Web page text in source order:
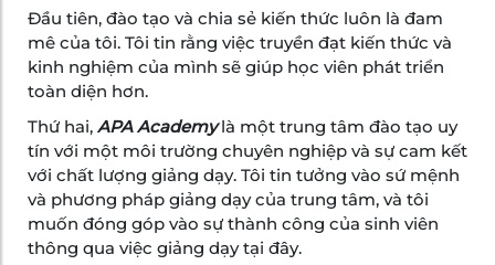
Đầu tiên, đào tạo và chia sẻ kiến thức luôn là đam
mê của tôi. Tôi tin rằng việc truyền đạt kiến thức và
kinh nghiệm của mình sẽ giúp học viên phát triển
toàn diện hơn.
Thứ hai, APA Academylà một trung tâm đào tạo uy
tín với một môi trường chuyên nghiệp và sự cam kết
với chất lượng giảng dạy. Tôi tin tưởng vào sứ mệnh
và phương pháp giảng dạy của trung tâm, và tôi
muốn đóng góp vào sự thành công của sinh viên
thông qua việc giảng dạy tại đây.